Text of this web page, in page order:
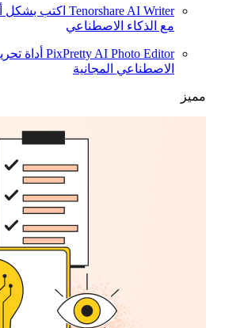
Tenorshare AI Writer اكتب بشكل
مع الذكاء الاصطناعي
PixPretty AI Photo Editor أداة
الاصطناعي المجانية
مميز